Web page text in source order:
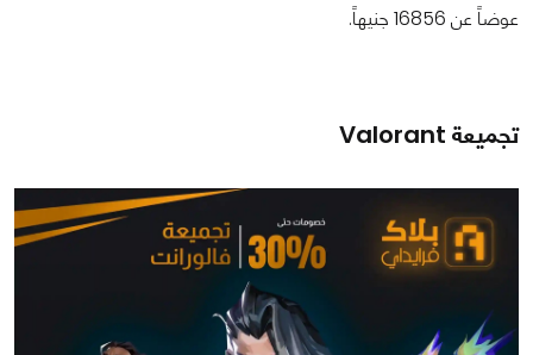
عوضاً عن 16856 جنيهاً.
تجميعة Valorant